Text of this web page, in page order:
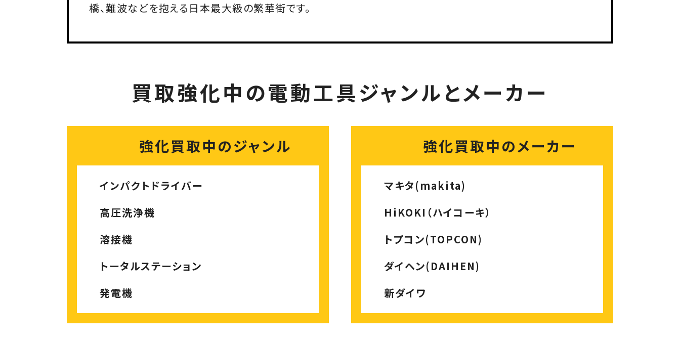
橋、難波などを抱える日本最大級の繁華街です。
買取強化中の電動工具ジャンルとメーカー
強化買取中のジャンル
インパクトドライバー
高圧洗浄機
溶接機
トータルステーション
発電機
強化買取中のメーカー
マキタ(makita)
HiKOKI（ハイコーキ）
トプコン(TOPCON)
ダイヘン(DAIHEN)
新ダイワ